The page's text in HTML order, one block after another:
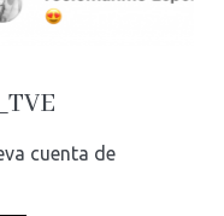
cuenta de